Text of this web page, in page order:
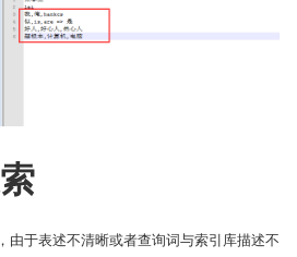
由于表述不清晰或者查询词与索引库描述不